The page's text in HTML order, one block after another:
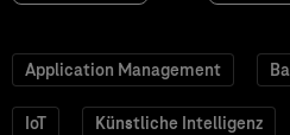
Application Management
IoT Künstliche Intelligenz